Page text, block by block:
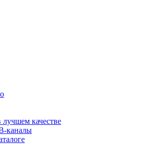
качестве
каналы